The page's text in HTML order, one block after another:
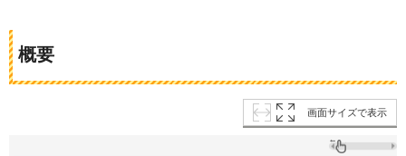
概要
画面サイズで表示